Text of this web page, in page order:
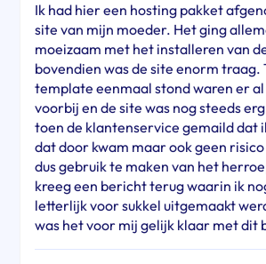
Ik had hier een hosting pakket
site van mijn moeder. Het ging
moeizaam met het installeren van
bovendien was de site enorm traag.
template eenmaal stond waren er
voorbij en de site was nog steeds
toen de klantenservice gemaild dat
dat door kwam maar ook geen
dus gebruik te maken van het
kreeg een bericht terug waarin ik
letterlijk voor sukkel uitgemaakt
was het voor mij gelijk klaar met dit